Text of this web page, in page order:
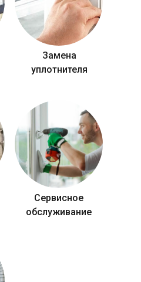
Замена
уплотнителя
Сервисное
обслуживание